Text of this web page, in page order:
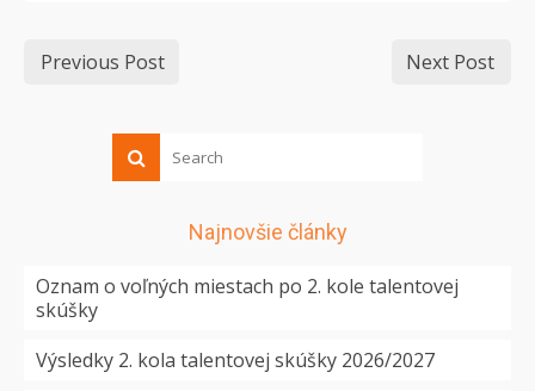
Previous Post Next Post
Najnovšie články
Oznam o voľných miestach po 2. kole talentovej
skúšky
Výsledky 2. kola talentovej skúšky 2026/2027